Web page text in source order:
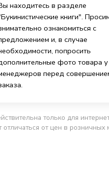
находитесь в разделе
книги".
ознакомиться с
и, в случае
попросить
фото товара
перед
только для
от цен в розничных